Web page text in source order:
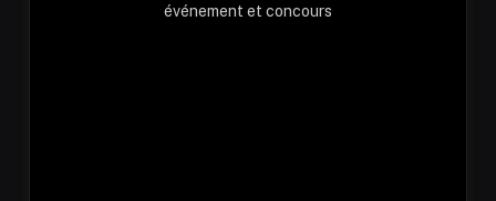
événement et concours